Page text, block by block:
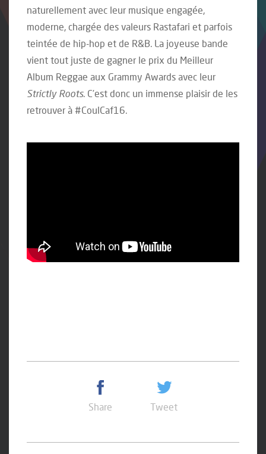
naturellement avec leur musique engagée,
moderne, chargée des valeurs Rastafari et parfois
teintée de hip-hop et de R&B. La joyeuse bande
vient tout juste de gagner le prix du Meilleur
Album Reggae aux Grammy Awards avec leur
Strictly Roots. C’est donc un immense plaisir de les
retrouver à #CoulCaf16.
Share Tweet